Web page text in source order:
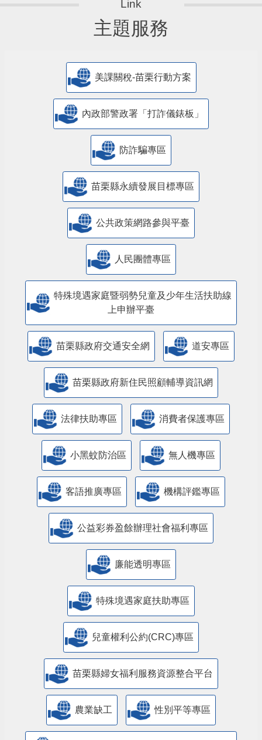
主題服務
美課關稅-苗栗行動方案
內政部警政署「打詐儀錶板」
防詐騙專區
苗栗縣永續發展目標專區
公共政策網路參與平臺
人民團體專區
特殊境遇家庭暨弱勢兒童及少年生活扶助線
上申辦平臺
苗栗縣政府交通安全網 道安專區
苗栗縣政府新住民照顧輔導資訊網
法律扶助專區 消費者保護專區
小黑蚊防治區 無人機專區
客語推廣專區 機構評鑑專區
公益彩券盈餘辦理社會福利專區
廉能透明專區
特殊境遇家庭扶助專區
兒童權利公約(CRC)專區
苗栗縣婦女福利服務資源整合平台
農業缺工 性別平等專區